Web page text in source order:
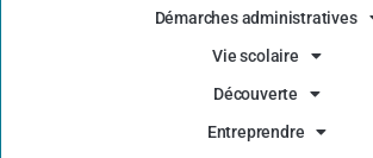
Démarches administratives
Vie scolaire
Découverte
Entreprendre